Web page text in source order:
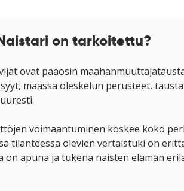
on tarkoitettu?
ovat pääosin
maassa oleskelun perusteet,
voimaantuminen koskee koko
tilanteessa olevien vertaistuki on
on apuna ja tukena naisten elämän